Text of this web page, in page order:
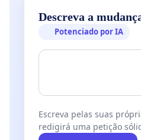
Descreva a
Potenciado por IA
Escreva pelas suas
redigirá uma petição